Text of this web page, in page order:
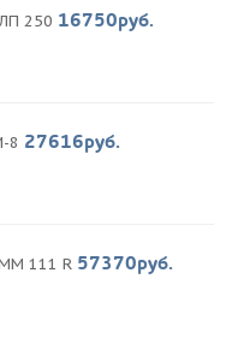
250 16750руб.
8 27616руб.
111 R 57370руб.